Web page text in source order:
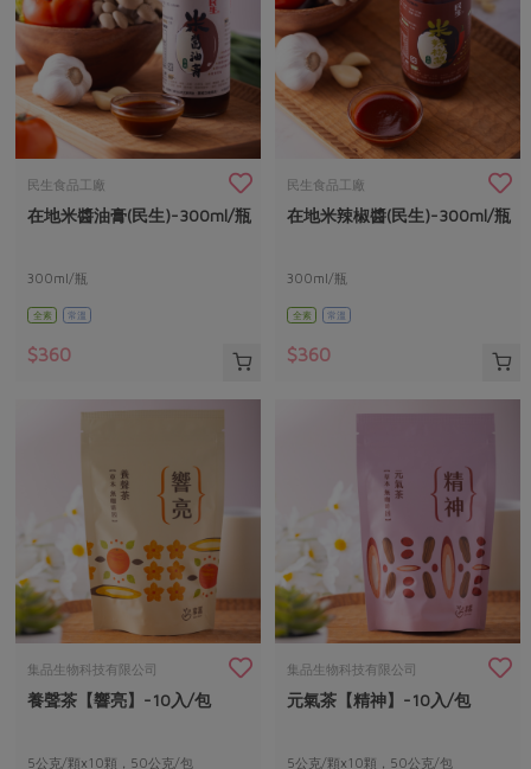
民生食品工廠
在地米醬油膏(民生)-300ml/瓶
300ml/瓶
全素 常溫
$360
民生食品工廠
在地米辣椒醬(民生)-300ml/瓶
300ml/瓶
全素 常溫
$360
集品生物科技有限公司
養聲茶【響亮】-10入/包
5公克/顆x10顆，50公克/包
集品生物科技有限公司
元氣茶【精神】-10入/包
5公克/顆x10顆，50公克/包